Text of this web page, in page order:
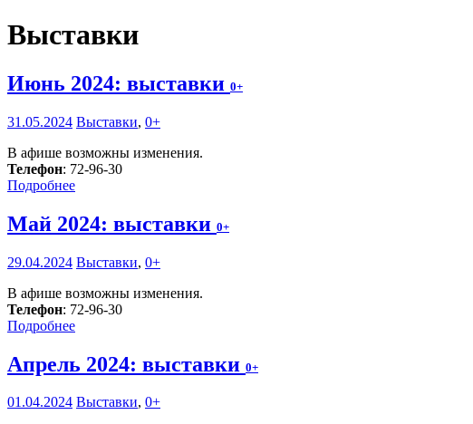
Выставки
Июнь 2024: выставки 0+
31.05.2024 Выставки, 0+
В афише возможны изменения.
Телефон: 72-96-30
Подробнее
Май 2024: выставки 0+
29.04.2024 Выставки, 0+
В афише возможны изменения.
Телефон: 72-96-30
Подробнее
Апрель 2024: выставки 0+
01.04.2024 Выставки, 0+